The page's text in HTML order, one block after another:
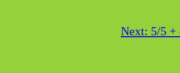
Next: 5/5 +